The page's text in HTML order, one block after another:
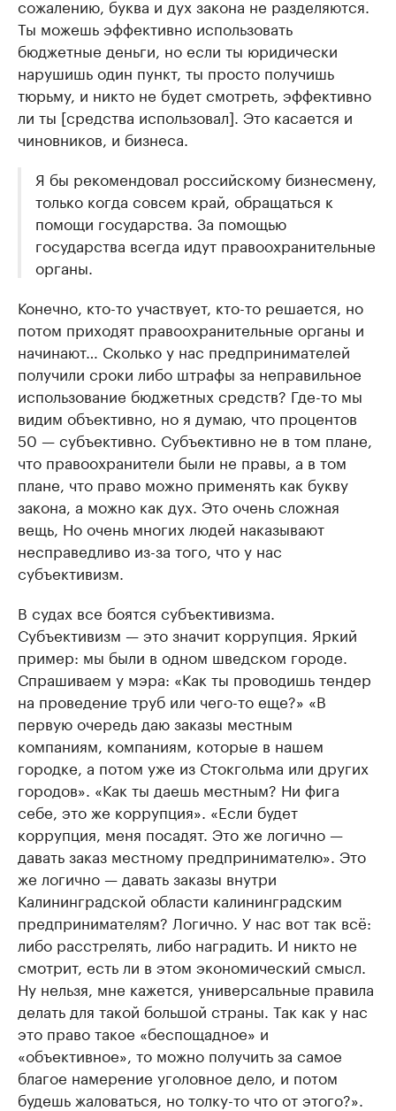
сожалению, буква и дух закона не разделяются.
Ты можешь эффективно использовать
бюджетные деньги, но если ты юридически
нарушишь один пункт, ты просто получишь
тюрьму, и никто не будет смотреть, эффективно
ли ты [средства использовал]. Это касается и
чиновников, и бизнеса.
Я бы рекомендовал российскому бизнесмену,
только когда совсем край, обращаться к
помощи государства. За помощью
государства всегда идут правоохранительные
органы.
Конечно, кто-то участвует, кто-то решается, но
потом приходят правоохранительные органы и
начинают… Сколько у нас предпринимателей
получили сроки либо штрафы за неправильное
использование бюджетных средств? Где-то мы
видим объективно, но я думаю, что процентов
50 — субъективно. Субъективно не в том плане,
что правоохранители были не правы, а в том
плане, что право можно применять как букву
закона, а можно как дух. Это очень сложная
вещь, Но очень многих людей наказывают
несправедливо из-за того, что у нас
субъективизм.
В судах все боятся субъективизма.
Субъективизм — это значит коррупция. Яркий
пример: мы были в одном шведском городе.
Спрашиваем у мэра: «Как ты проводишь тендер
на проведение труб или чего-то еще?» «В
первую очередь даю заказы местным
компаниям, компаниям, которые в нашем
городке, а потом уже из Стокгольма или других
городов». «Как ты даешь местным? Ни фига
себе, это же коррупция». «Если будет
коррупция, меня посадят. Это же логично —
давать заказ местному предпринимателю». Это
же логично — давать заказы внутри
Калининградской области калининградским
предпринимателям? Логично. У нас вот так всё:
либо расстрелять, либо наградить. И никто не
смотрит, есть ли в этом экономический смысл.
Ну нельзя, мне кажется, универсальные правила
делать для такой большой страны. Так как у нас
это право такое «беспощадное» и
«объективное», то можно получить за самое
благое намерение уголовное дело, и потом
будешь жаловаться, но толку-то что от этого?».